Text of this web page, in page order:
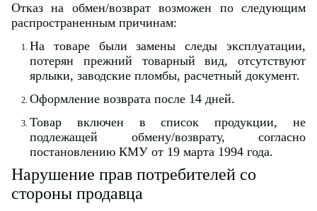
Отказ на обмен/возврат возможен по следующим
распространенным причинам:
На товаре были замены следы эксплуатации,
потерян прежний товарный вид, отсутствуют
ярлыки, заводские пломбы, расчетный документ.
Оформление возврата после 14 дней.
Товар включен в список продукции, не
подлежащей обмену/возврату, согласно
постановлению КМУ от 19 марта 1994 года.
Нарушение прав потребителей со
стороны продавца